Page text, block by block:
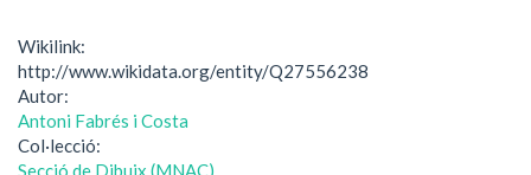
Wikilink:
http://www.wikidata.org/entity/Q27556238
Autor:
Antoni Fabrés i Costa
Col·lecció:
Secció de Dibuix (MNAC)